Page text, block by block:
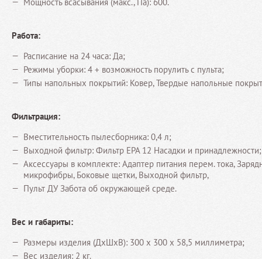
Мощность всасывания (макс., Па): 600.
Работа:
Расписание на 24 часа: Да;
Режимы уборки: 4 + возможность порулить с пульта;
Типы напольных покрытий: Ковер, Твердые напольные
Фильтрация:
Вместительность пылесборника: 0,4 л;
Выходной фильтр: Фильтр EPA 12 Насадки и принадлежности;
Аксессуары в комплекте: Адаптер питания перем. тока,
микрофибры, Боковые щетки, Выходной фильтр,
Пульт ДУ Забота об окружающей среде.
Вес и габариты:
Размеры изделия (ДхШхВ): 300 x 300 x 58,5 миллиметра;
Вес изделия: 2 кг.